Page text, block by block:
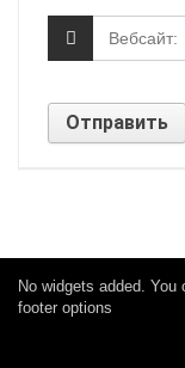
No widgets added.
footer options